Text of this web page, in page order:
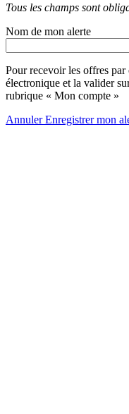
Tous les champs sont
Nom de mon alerte
Pour recevoir les offres par
électronique et la valider
rubrique « Mon compte »
AnnulerEnregistrer mon